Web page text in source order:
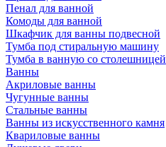
Пенал для ванной
Комоды для ванной
Шкафчик для ванны подвесной
Тумба под стиральную машину
Тумба в ванную со столешницей
Ванны
Акриловые ванны
Чугунные ванны
Стальные ванны
Ванны из искусственного камня
Квариловые ванны